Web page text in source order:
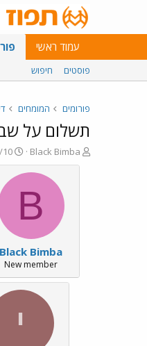
עמוד ראשי
פוסטים חיפוש
פורומים המומחים
תשלום על
פ
ו
Black Bimba
פ
ו
ר
ר
י
ך
10
B
Black Bimba
New member
י